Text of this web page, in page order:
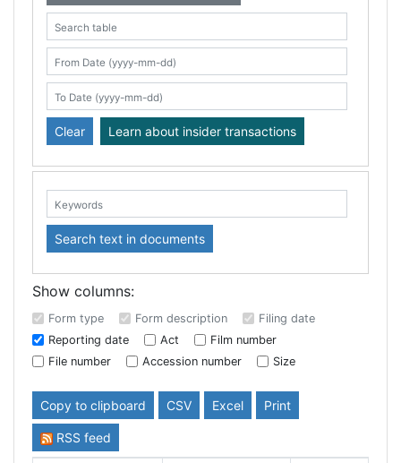
Search table
From Date (yyyy-mm-dd)
To Date (yyyy-mm-dd)
Clear Learn about insider transactions
Keywords: Search text in documents
Show columns:
Form type Form description
Filing date
Reporting date
Act
Film number
File number
Accession number Size
Copy to clipboard CSV Excel Print
RSS feed